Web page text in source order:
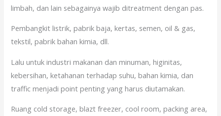
limbah, dan lain sebagainya wajib ditreatment dengan pas.
Pembangkit listrik, pabrik baja, kertas, semen, oil & gas,
tekstil, pabrik bahan kimia, dll.
Lalu untuk industri makanan dan minuman, higinitas,
kebersihan, ketahanan terhadap suhu, bahan kimia, dan
traffic menjadi point penting yang harus diutamakan.
Ruang cold storage, blazt freezer, cool room, packing area,